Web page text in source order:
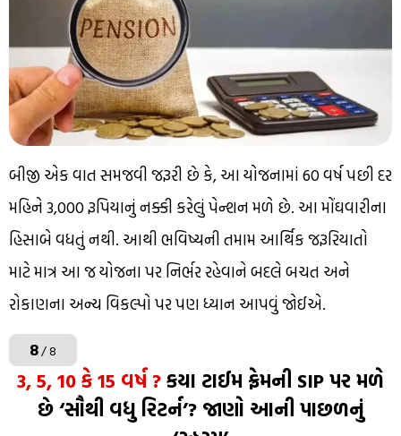
બીજી એક વાત સમજવી જરૂરી છે કે, આ યોજનામાં 60 વર્ષ પછી દર
મહિને 3,000 રૂપિયાનું નક્કી કરેલું પેન્શન મળે છે. આ મોંઘવારીના
હિસાબે વધતું નથી. આથી ભવિષ્યની તમામ આર્થિક જરૂરિયાતો
માટે માત્ર આ જ યોજના પર નિર્ભર રહેવાને બદલે બચત અને
રોકાણના અન્ય વિકલ્પો પર પણ ધ્યાન આપવું જોઈએ.
8/ 8
3, 5, 10 કે 15 વર્ષ ?કયા ટાઈમ ફ્રેમની SIP પર મળે
છે ‘સૌથી વધુ રિટર્ન’? જાણો આની પાછળનું